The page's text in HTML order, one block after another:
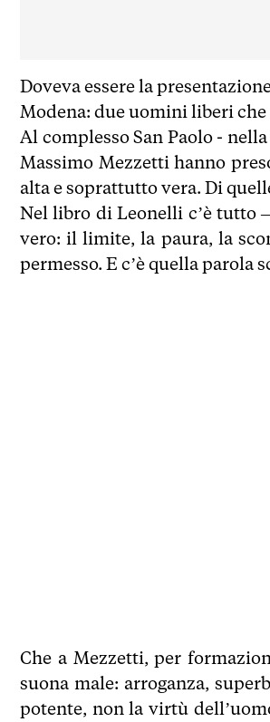
Doveva essere la
Modena: due uomini liberi
Al complesso San Paolo -
Massimo Mezzetti hanno
alta e soprattutto vera. Di
Nel libro di Leonelli c’è tutto
vero: il limite, la paura, la
permesso. E c’è quella parola
Che a Mezzetti, per
suona male: arroganza,
potente, non la virtù